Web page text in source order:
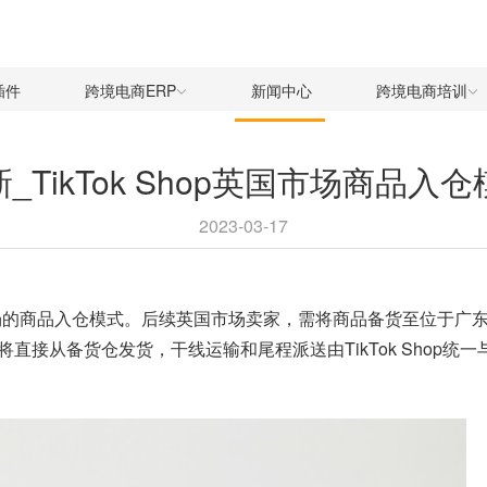
件 跨境电商ERP 新闻中心 跨境电商培训
Shop英国市场商品入
2023-03-17
商品入仓模式。后续英国市场卖家，需将商品备货至位于广
接从备货仓发货，干线运输和尾程派送由TikTok Shop统一